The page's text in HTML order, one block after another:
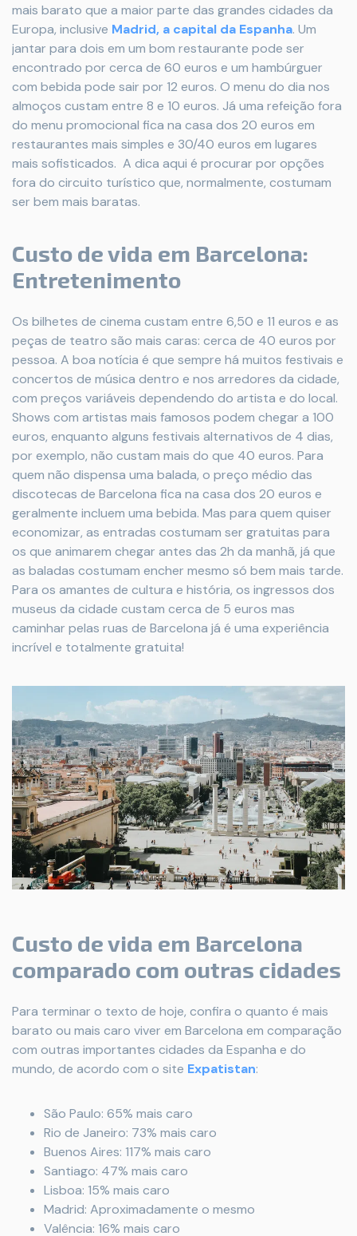
mais barato que a maior parte das grandes cidades da
Europa, inclusive Madrid, a capital da Espanha. Um
jantar para dois em um bom restaurante pode ser
encontrado por cerca de 60 euros e um hambúrguer
com bebida pode sair por 12 euros. O menu do dia nos
almoços custam entre 8 e 10 euros. Já uma refeição fora
do menu promocional fica na casa dos 20 euros em
restaurantes mais simples e 30/40 euros em lugares
mais sofisticados. A dica aqui é procurar por opções
fora do circuito turístico que, normalmente, costumam
ser bem mais baratas.
Custo de vida em Barcelona:
Entretenimento
Os bilhetes de cinema custam entre 6,50 e 11 euros e as
peças de teatro são mais caras: cerca de 40 euros por
pessoa. A boa notícia é que sempre há muitos festivais e
concertos de música dentro e nos arredores da cidade, ​​
com preços variáveis dependendo do artista e do local.
Shows com artistas mais famosos podem chegar a 100
euros, enquanto alguns festivais alternativos de 4 dias,
por exemplo, não custam mais do que 40 euros. Para
quem não dispensa uma balada, o preço médio das
discotecas de Barcelona fica na casa dos 20 euros e
geralmente incluem uma bebida. Mas para quem quiser
economizar, as entradas costumam ser gratuitas para
os que animarem chegar antes das 2h da manhã, já que
as baladas costumam encher mesmo só bem mais tarde.
Para os amantes de cultura e história, os ingressos dos
museus da cidade custam cerca de 5 euros mas
caminhar pelas ruas de Barcelona já é uma experiência
incrível e totalmente gratuita!
Custo de vida em Barcelona
comparado com outras cidades
Para terminar o texto de hoje, confira o quanto é mais
barato ou mais caro viver em Barcelona em comparação
com outras importantes cidades da Espanha e do
mundo, de acordo com o site Expatistan:
São Paulo: 65% mais caro
Rio de Janeiro: 73% mais caro
Buenos Aires: 117% mais caro
Santiago: 47% mais caro
Lisboa: 15% mais caro
Madrid: Aproximadamente o mesmo
Valência: 16% mais caro